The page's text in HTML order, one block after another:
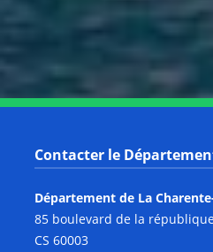
Contacter le
Département de La
85 boulevard de la
CS 60003